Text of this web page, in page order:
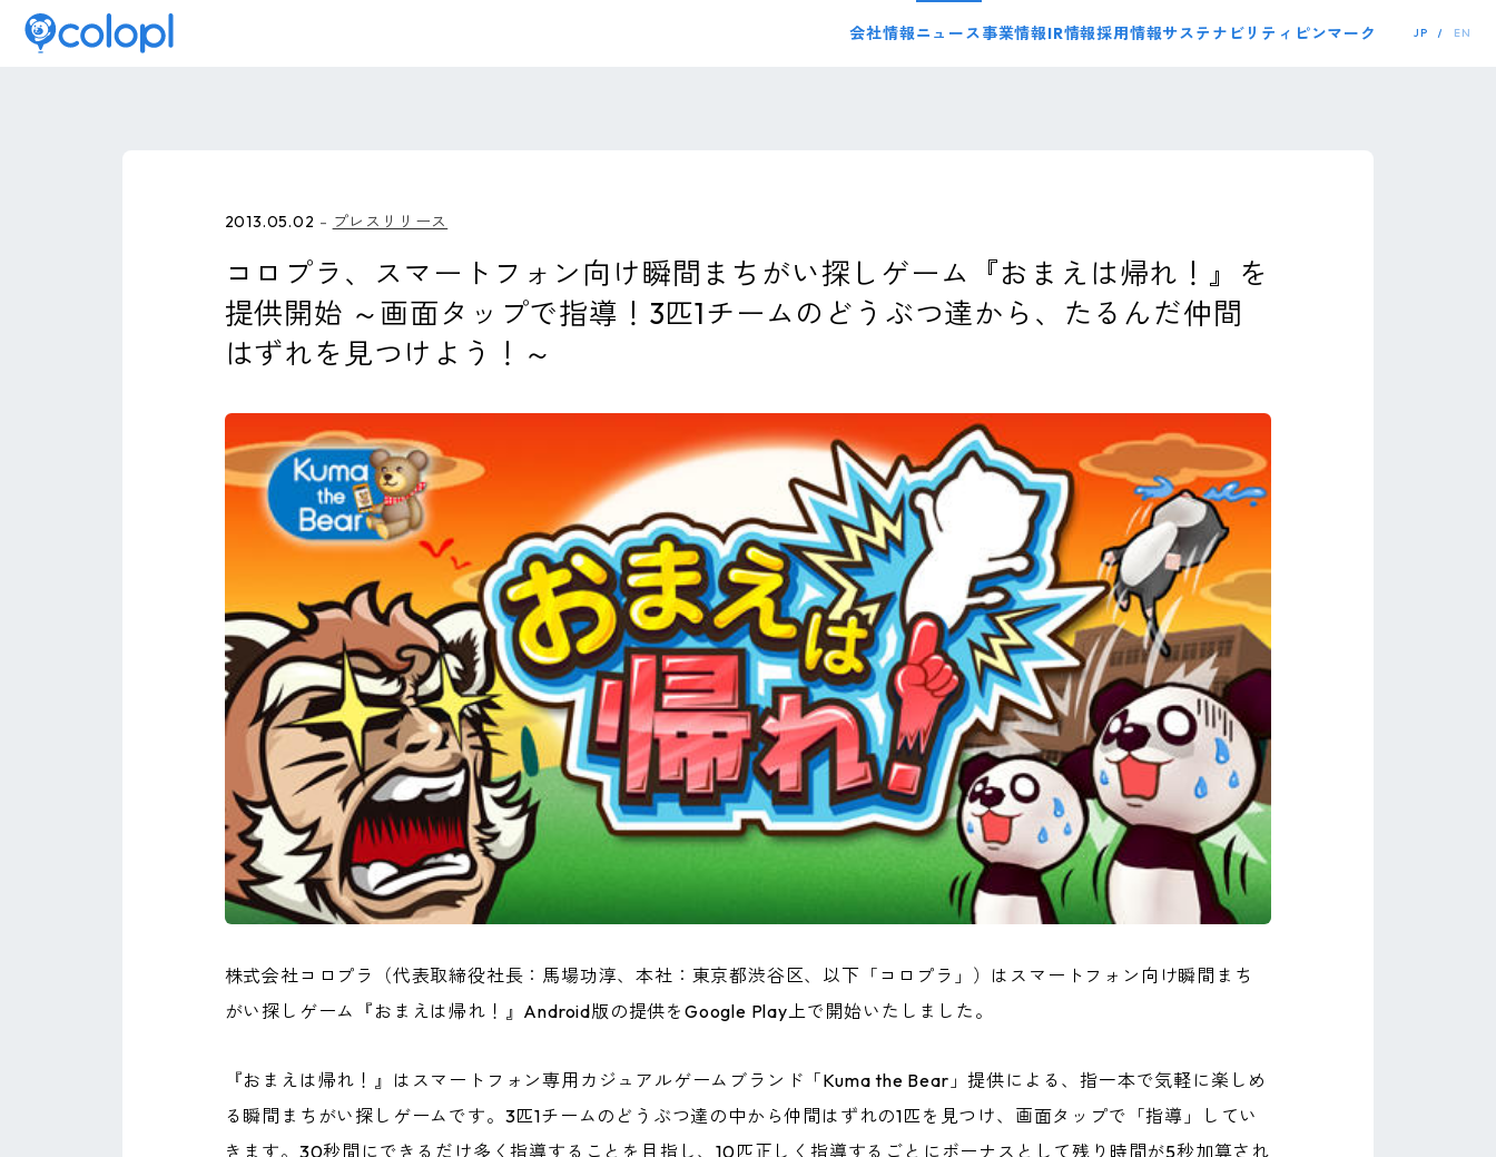
会社情報ニュース事業情報IR情報採用情報サステナビリティ ピンマーク JP EN
2013.05.02 プレスリリース
コロプラ、スマートフォン向け瞬間まちがい探しゲーム『おまえは帰れ！』を
提供開始 ～画面タップで指導！3匹1チームのどうぶつ達から、たるんだ仲間
はずれを見つけよう！～
株式会社コロプラ（代表取締役社長：馬場功淳、本社：東京都渋谷区、以下「コロプラ」）はスマートフォン向け瞬間まち
がい探しゲーム『おまえは帰れ！』Android版の提供をGoogle Play上で開始いたしました。
『おまえは帰れ！』はスマートフォン専用カジュアルゲームブランド「Kuma the Bear」提供による、指一本で気軽に楽しめ
る瞬間まちがい探しゲームです。3匹1チームのどうぶつ達の中から仲間はずれの1匹を見つけ、画面タップで「指導」してい
きます。30秒間にできるだけ多く指導することを目指し、10匹正しく指導するごとにボーナスとして残り時間が5秒加算され